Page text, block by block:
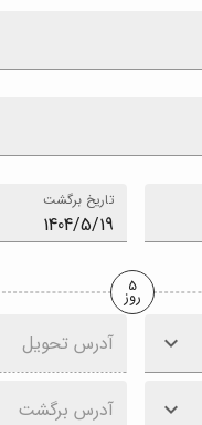
تاریخ برگشت
5
روز
آدرس تحویل
آدرس برگشت